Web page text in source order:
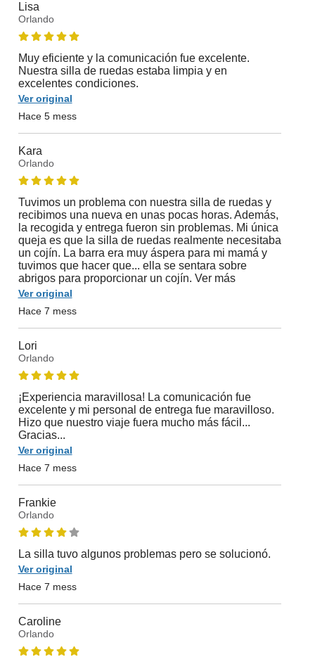
Lisa
Orlando
Muy eficiente y la comunicación fue excelente.
Nuestra silla de ruedas estaba limpia y en
excelentes condiciones.
Ver original
Hace 5 mess
Kara
Orlando
Tuvimos un problema con nuestra silla de ruedas y
recibimos una nueva en unas pocas horas. Además,
la recogida y entrega fueron sin problemas. Mi única
queja es que la silla de ruedas realmente necesitaba
un cojín. La barra era muy áspera para mi mamá y
tuvimos que hacer que... ella se sentara sobre
abrigos para proporcionar un cojín. Ver más
Ver original
Hace 7 mess
Lori
Orlando
¡Experiencia maravillosa! La comunicación fue
excelente y mi personal de entrega fue maravilloso.
Hizo que nuestro viaje fuera mucho más fácil...
Gracias...
Ver original
Hace 7 mess
Frankie
Orlando
La silla tuvo algunos problemas pero se solucionó.
Ver original
Hace 7 mess
Caroline
Orlando